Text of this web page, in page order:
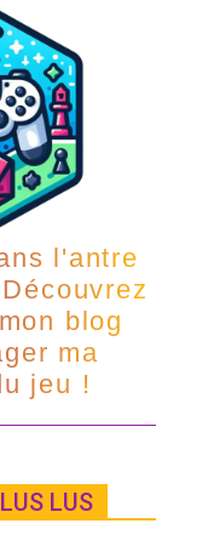
l'antre
blog
ma
jeu !
LUS